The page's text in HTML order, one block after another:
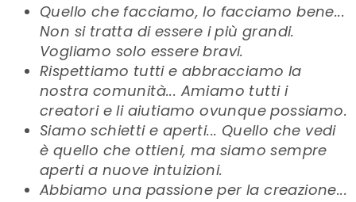
Quello che facciamo, lo facciamo bene...
Non si tratta di essere i più grandi.
Vogliamo solo essere bravi.
Rispettiamo tutti e abbracciamo la
nostra comunità... Amiamo tutti i
creatori e li aiutiamo ovunque possiamo.
Siamo schietti e aperti... Quello che vedi
è quello che ottieni, ma siamo sempre
aperti a nuove intuizioni.
Abbiamo una passione per la creazione...